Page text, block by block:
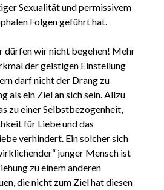
Sexualität und permissivem
Folgen geführt hat.
dürfen wir nicht begehen! Mehr
der geistigen Einstellung
darf nicht der Drang zu
als ein Ziel an sich sein. Allzu
zu einer Selbstbezogenheit,
für Liebe und das
verhindert. Ein solcher sich
junger Mensch ist
zu einem anderen
die nicht zum Ziel hat diesen